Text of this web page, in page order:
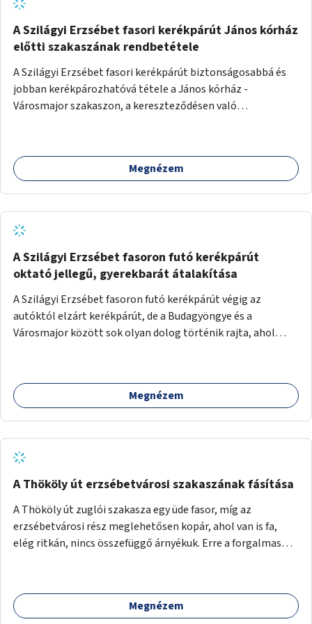
A Szilágyi Erzsébet fasori kerékpárút János kórház
előtti szakaszának rendbetétele
A Szilágyi Erzsébet fasori kerékpárút biztonságosabbá és
jobban kerékpározhatóvá tétele a János kórház -
Városmajor szakaszon, a kereszteződésen való
forgalomtól való jobb elkülönítésével, esetleg ésszerűbb
útvonal kijelölésével.
Megnézem
A Szilágyi Erzsébet fasoron futó kerékpárút
oktató jellegű, gyerekbarát átalakítása
A Szilágyi Erzsébet fasoron futó kerékpárút végig az
autóktól elzárt kerékpárút, de a Budagyöngye és a
Városmajor között sok olyan dolog történik rajta, ahol
ötletem az, hogy ezt a szakaszt egy oktató jellegű,
bemutató kerékpárúttá varázsoljuk, ahol a gyerekek a valós
sok gyerekkel közlekedő szülőt látni nap, mint, nap, sok az
iskola, óvoda a környéken. Dupla kitáblázásokkal,
fényvisszaverős táblákkal, az aszfalt erősebb színre
ötletet.
Megnézem
A Thököly út erzsébetvárosi szakaszának fásítása
A Thököly út zuglói szakasza egy üde fasor, míg az
erzsébetvárosi rész meglehetősen kopár, ahol van is fa,
elég ritkán, nincs összefüggő árnyékuk. Erre a forgalmas
szükség.
Megnézem